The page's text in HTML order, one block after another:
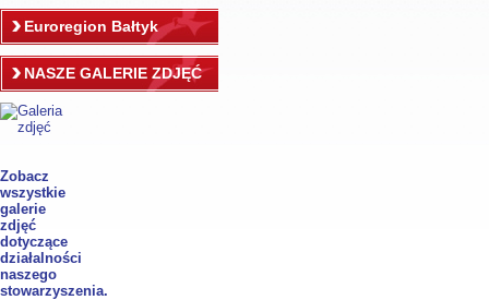
Euroregion Bałtyk
NASZE GALERIE ZDJĘĆ
Zobacz
wszystkie
galerie
zdjęć
dotyczące
działalności
naszego
stowarzyszenia.